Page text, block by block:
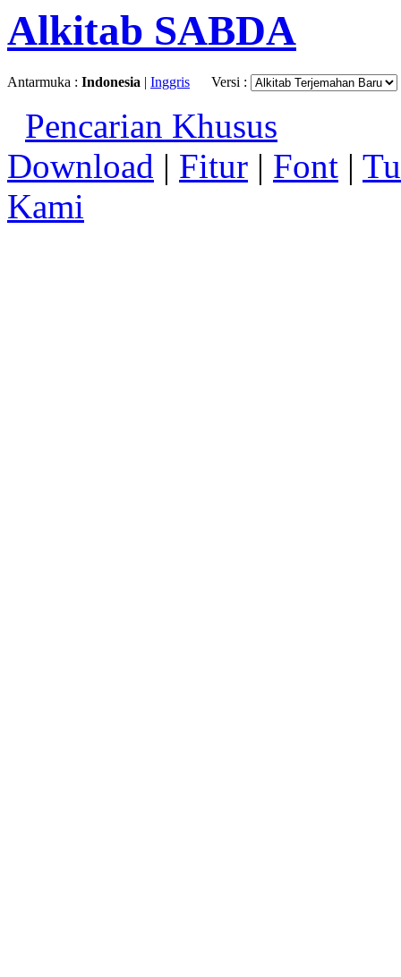
Alkitab SABDA
Antarmuka : Indonesia | Inggris Versi :
Pencarian Khusus
Download | Fitur | Font |
Kami